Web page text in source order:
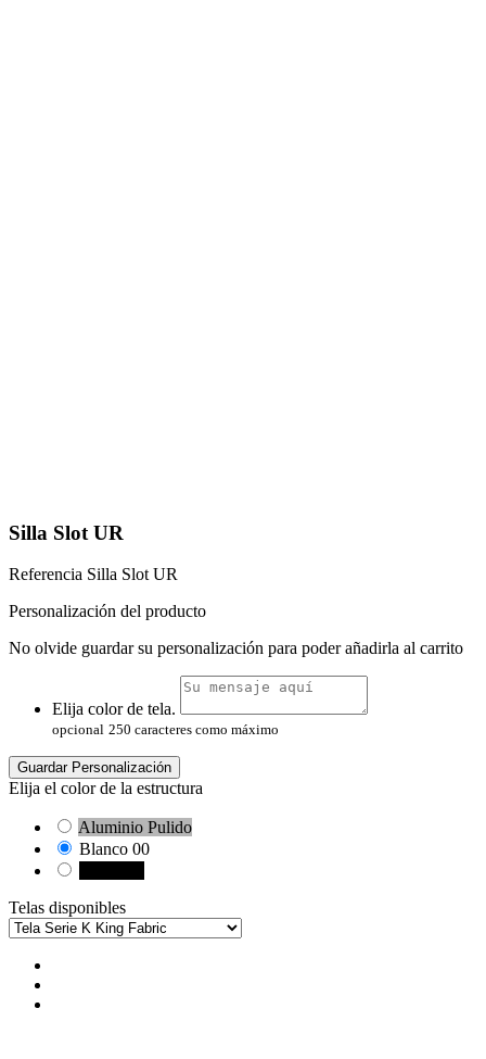
Silla Slot UR
Referencia Silla Slot UR
Personalización del producto
No olvide guardar su personalización para poder añadirla al carrito
Elija color de tela.
opcional 250 caracteres como máximo
Guardar Personalización
Elija el color de la estructura
Aluminio Pulido
Blanco 00
Telas disponibles